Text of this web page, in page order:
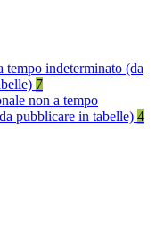
tempo indeterminato (da
7
non a tempo
pubblicare in tabelle) 4